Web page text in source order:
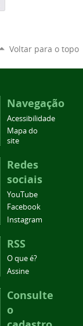
Voltar para o topo
Navegação
Acessibilidade
Mapa do
site
Redes
sociais
YouTube
Facebook
Instagram
RSS
O que é?
Assine
Consulte
o